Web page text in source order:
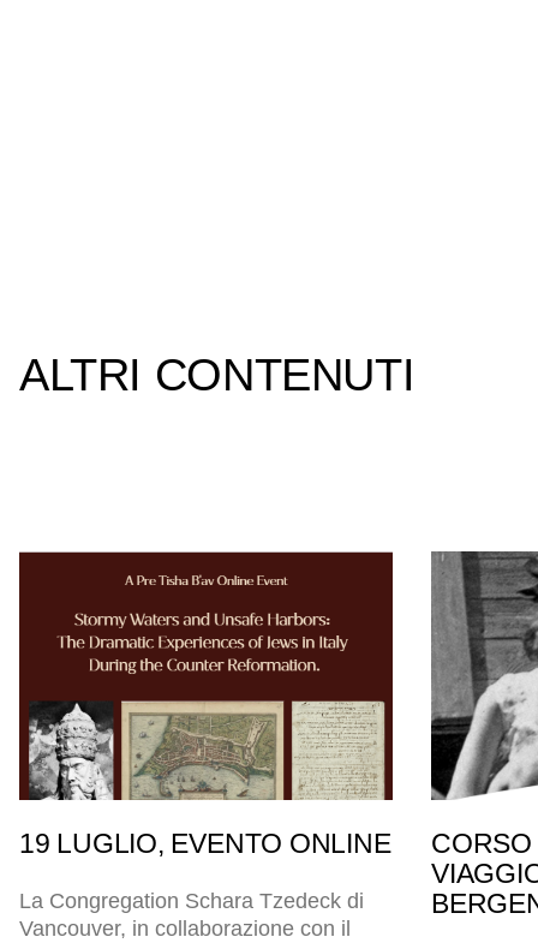
ALTRI CONTENUTI
19 LUGLIO, EVENTO ONLINE
La Congregation Schara Tzedeck di
Vancouver, in collaborazione con il